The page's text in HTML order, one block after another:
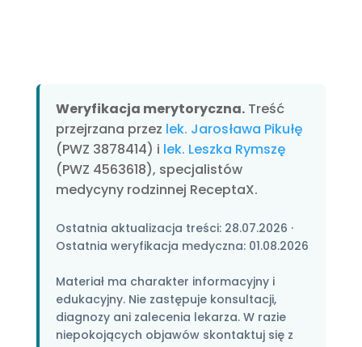
Weryfikacja merytoryczna.Treść
przejrzana przez lek. Jarosława Pikułę
(PWZ 3878414) i lek. Leszka Rymszę
(PWZ 4563618), specjalistów
medycyny rodzinnej ReceptaX.
Ostatnia aktualizacja treści: 28.07.2026 ·
Ostatnia weryfikacja medyczna: 01.08.2026
Materiał ma charakter informacyjny i
edukacyjny. Nie zastępuje konsultacji,
diagnozy ani zalecenia lekarza. W razie
niepokojących objawów skontaktuj się z